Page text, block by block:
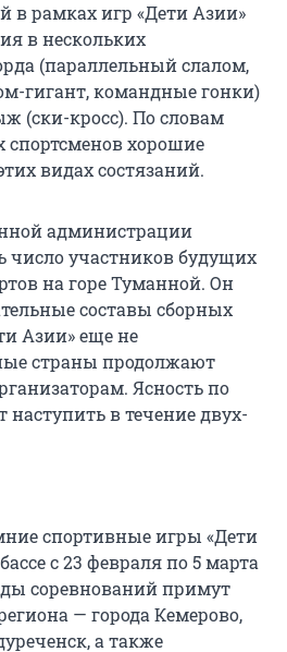
в рамках игр «Дети Азии»
в нескольких
(параллельный слалом,
гигант, командные гонки)
(ски-кросс). По словам
спортсменов хорошие
видах состязаний.
администрации
число участников будущих
на горе Туманной. Он
составы сборных
Азии» еще не
страны продолжают
Ясность по
наступить в течение двух-
спортивные игры «Дети
с 23 февраля по 5 марта
соревнований примут
— города Кемерово,
а также